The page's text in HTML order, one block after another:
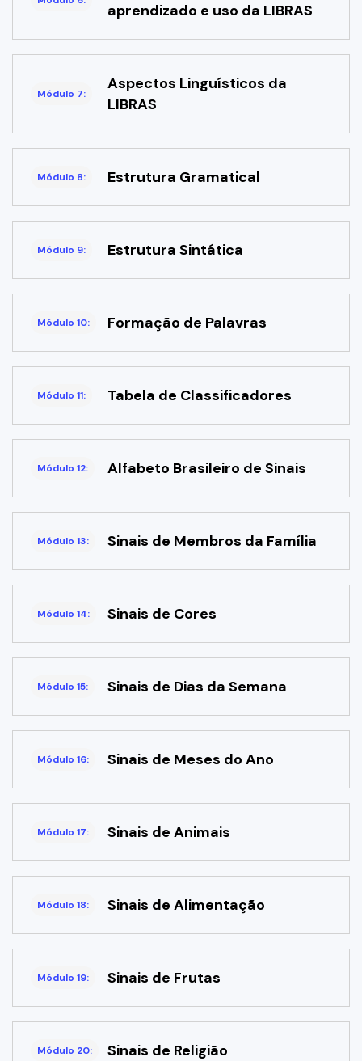
aprendizado e uso da LIBRAS
Módulo 7:
Aspectos Linguísticos da
LIBRAS
Módulo 8: Estrutura Gramatical
Módulo 9: Estrutura Sintática
Módulo 10: Formação de Palavras
Módulo 11: Tabela de Classificadores
Módulo 12: Alfabeto Brasileiro de Sinais
Módulo 13: Sinais de Membros da Família
Módulo 14: Sinais de Cores
Módulo 15: Sinais de Dias da Semana
Módulo 16: Sinais de Meses do Ano
Módulo 17: Sinais de Animais
Módulo 18: Sinais de Alimentação
Módulo 19: Sinais de Frutas
Módulo 20: Sinais de Religião